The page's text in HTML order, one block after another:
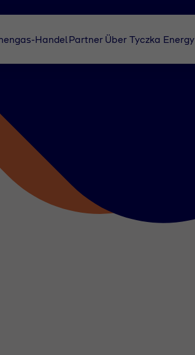
Handel Partner Über Tyczka Energy